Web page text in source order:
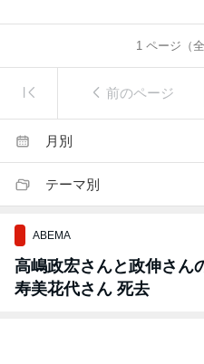
1 ページ（全
前のページ
月別
テーマ別
ABEMA
高嶋政宏さんと政伸さん
寿美花代さん 死去